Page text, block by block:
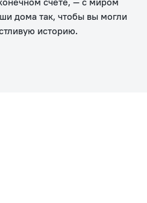
дома так, чтобы вы могли
историю.